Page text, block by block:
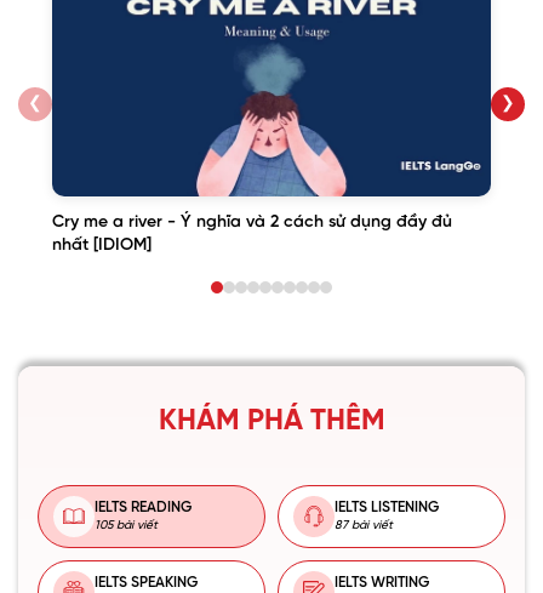
❮
Cry me a river - Ý nghĩa và 2 cách sử dụng đầy đủ
nhất [IDIOM]
❯
KHÁM PHÁ THÊM
IELTS READING
105 bài viết
IELTS LISTENING
87 bài viết
IELTS SPEAKING IELTS WRITING